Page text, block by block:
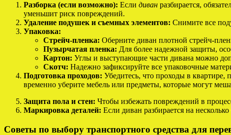
Разборка (если возможно): Если диван разбирается,
уменьшит риск повреждений.
Удаление подушек и съемных элементов: Снимите все
Упаковка:
Стрейч-пленка: Оберните диван плотной стрейч-
Пузырчатая пленка: Для более надежной защиты,
Картон: Углы и выступающие части дивана можно
Скотч: Надежно зафиксируйте все упаковочные
Подготовка проходов: Убедитесь, что проходы в квартире,
временно уберите мебель или предметы, которые могут
Защита пола и стен: Чтобы избежать повреждений в
Маркировка деталей: Если диван разбирается на
Советы по выбору транспортного средства для